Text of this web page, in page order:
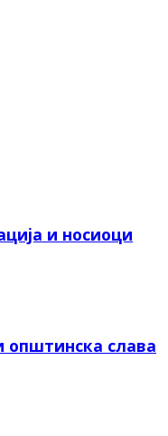
и носиоци
слава